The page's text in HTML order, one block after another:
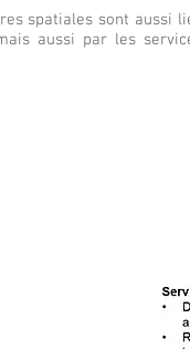
spatiales sont aussi
aussi par les